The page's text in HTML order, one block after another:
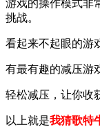
游戏的操作模式非
挑战。
看起来不起眼的游
有最有趣的减压游
轻松减压，让你收
以上就是我猜歌特